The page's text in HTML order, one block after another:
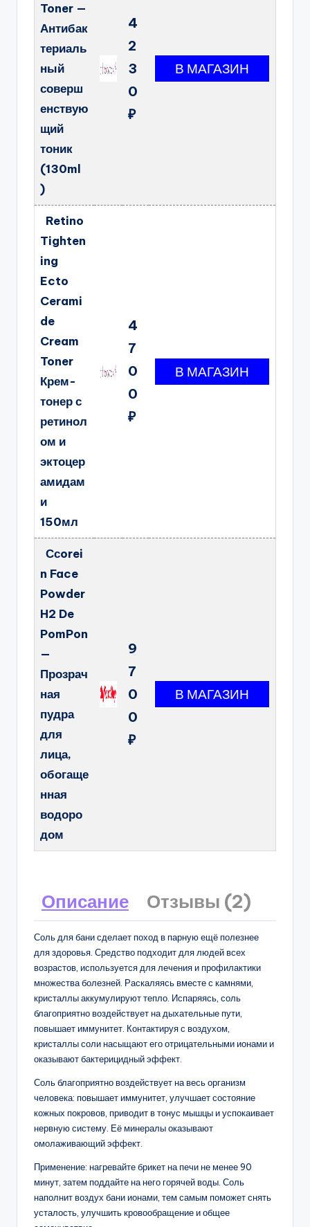
Toner —
Антибак
териаль
ный
соверш
енствую
щий
тоник
(130ml
)
4
2
3
0
₽
Retino
Tighten
ing
Ecto
Cerami
de
Cream
Toner
Крем-
тонер с
ретинол
ом и
эктоцер
амидам
и
150мл
4
7
0
0
₽
Ссorei
n Face
Powder
H2 De
PomPon
—
Прозрач
ная
пудра
для
лица,
обогаще
нная
водоро
дом
9
7
0
0
₽
Описание Отзывы (2)
Соль для бани сделает поход в парную ещё полезнее
для здоровья. Средство подходит для людей всех
возрастов, используется для лечения и профилактики
множества болезней. Раскаляясь вместе с камнями,
кристаллы аккумулируют тепло. Испаряясь, соль
благоприятно воздействует на дыхательные пути,
повышает иммунитет. Контактируя с воздухом,
кристаллы соли насыщают его отрицательными ионами и
оказывают бактерицидный эффект.
Соль благоприятно воздействует на весь организм
человека: повышает иммунитет, улучшает состояние
кожных покровов, приводит в тонус мышцы и успокаивает
нервную систему. Её минералы оказывают
омолаживающий эффект.
Применение: нагревайте брикет на печи не менее 90
минут, затем поддайте на него горячей воды. Соль
наполнит воздух бани ионами, тем самым поможет снять
усталость, улучшить кровообращение и общее